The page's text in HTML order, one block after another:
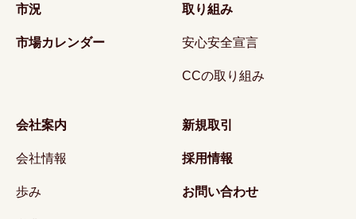
市況
市場カレンダー
取り組み
安心安全宣言
CCの取り組み
会社案内
会社情報
歩み
新規取引
採用情報
お問い合わせ